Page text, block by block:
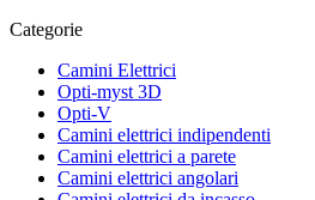
Categorie
Camini Elettrici
Opti-myst 3D
Opti-V
Camini elettrici indipendenti
Camini elettrici a parete
Camini elettrici angolari